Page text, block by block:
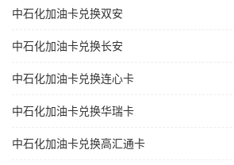
中石化加油卡兑换双安
中石化加油卡兑换长安
中石化加油卡兑换连心卡
中石化加油卡兑换华瑞卡
中石化加油卡兑换高汇通卡